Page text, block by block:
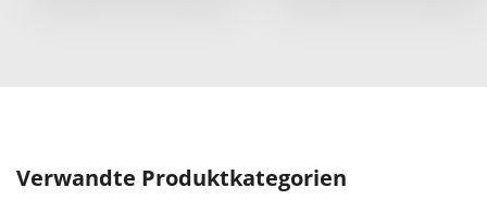
Verwandte Produktkategorien